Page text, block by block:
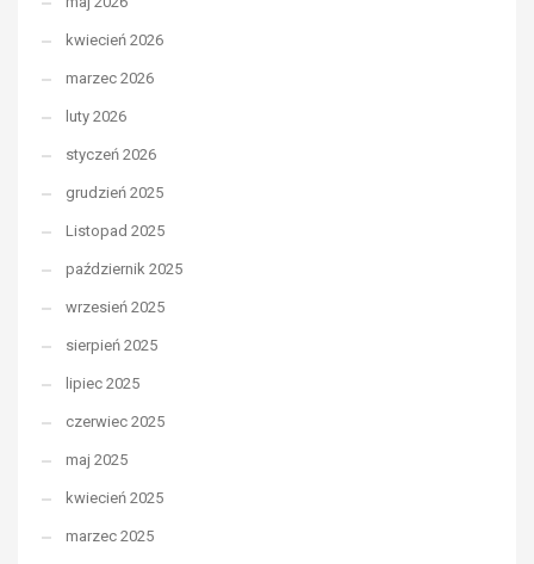
kwiecień 2026
marzec 2026
luty 2026
styczeń 2026
grudzień 2025
Listopad 2025
październik 2025
wrzesień 2025
sierpień 2025
lipiec 2025
czerwiec 2025
maj 2025
kwiecień 2025
marzec 2025